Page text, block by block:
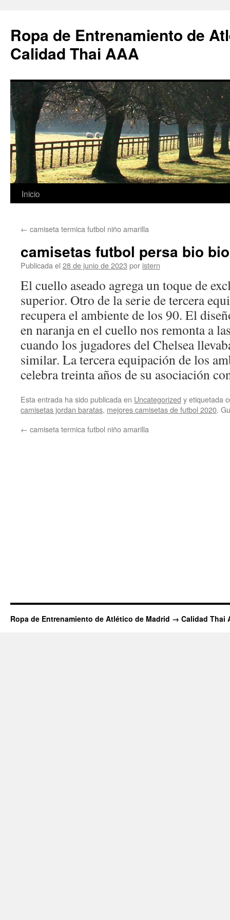
Ropa de Entrenamiento de
Calidad Thai AAA
Saltar
contenido
Inicio
← camiseta termica futbol niño amarilla
camisetas futbol persa bio bio
Publicada el 28 de junio de 2023 por istern
El cuello aseado agrega un toque de
superior. Otro de la serie de tercera
recupera el ambiente de los 90. El
en naranja en el cuello nos remonta a
cuando los jugadores del Chelsea
similar. La tercera equipación de los
celebra treinta años de su asociación
Esta entrada ha sido publicada en Uncategorized y etiquetada
camisetas jordan baratas, mejores camisetas de futbol 2020.
← camiseta termica futbol niño amarilla
Ropa de Entrenamiento de Atlético de Madrid → Calidad Thai